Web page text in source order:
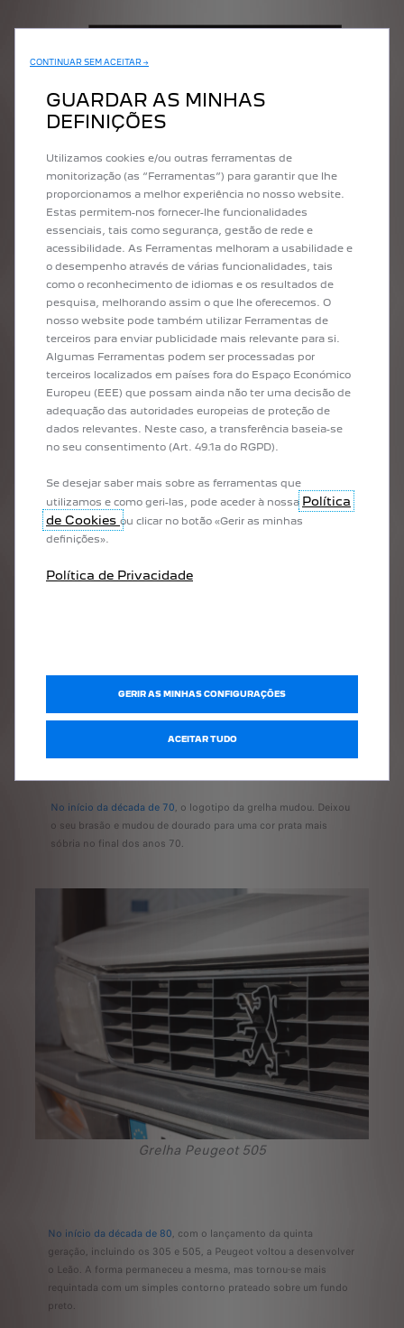
Cinco anos mais tarde, a cabeça do leão mudou de estilo: os
contornos arredondados deram lugar a linhas mais simples e
angulares. A crista foi removida e manteve-se a inscrição
"Peugeot".
No início da década de 70, o logotipo da grelha mudou. Deixou
o seu brasão e mudou de dourado para uma cor prata mais
sóbria no final dos anos 70.
Grelha Peugeot 505
No início da década de 80, com o lançamento da quinta
geração, incluindo os 305 e 505, a Peugeot voltou a desenvolver
o Leão. A forma permaneceu a mesma, mas tornou-se mais
requintada com um simples contorno prateado sobre um fundo
preto.
CONTINUAR SEM ACEITAR →
GUARDAR AS MINHAS
DEFINIÇÕES
Utilizamos cookies e/ou outras ferramentas de
monitorização (as “Ferramentas”) para garantir que lhe
proporcionamos a melhor experiência no nosso website.
Estas permitem-nos fornecer-lhe funcionalidades
essenciais, tais como segurança, gestão de rede e
acessibilidade. As Ferramentas melhoram a usabilidade e
o desempenho através de várias funcionalidades, tais
como o reconhecimento de idiomas e os resultados de
pesquisa, melhorando assim o que lhe oferecemos. O
nosso website pode também utilizar Ferramentas de
terceiros para enviar publicidade mais relevante para si.
Algumas Ferramentas podem ser processadas por
terceiros localizados em países fora do Espaço Económico
Europeu (EEE) que possam ainda não ter uma decisão de
adequação das autoridades europeias de proteção de
dados relevantes. Neste caso, a transferência baseia-se
no seu consentimento (Art. 49.1a do RGPD).
Se desejar saber mais sobre as ferramentas que
utilizamos e como geri-las, pode aceder à nossa Política
de Cookies ou clicar no botão «Gerir as minhas
definições».
Política de Privacidade
GERIR AS MINHAS CONFIGURAÇÕES
ACEITAR TUDO